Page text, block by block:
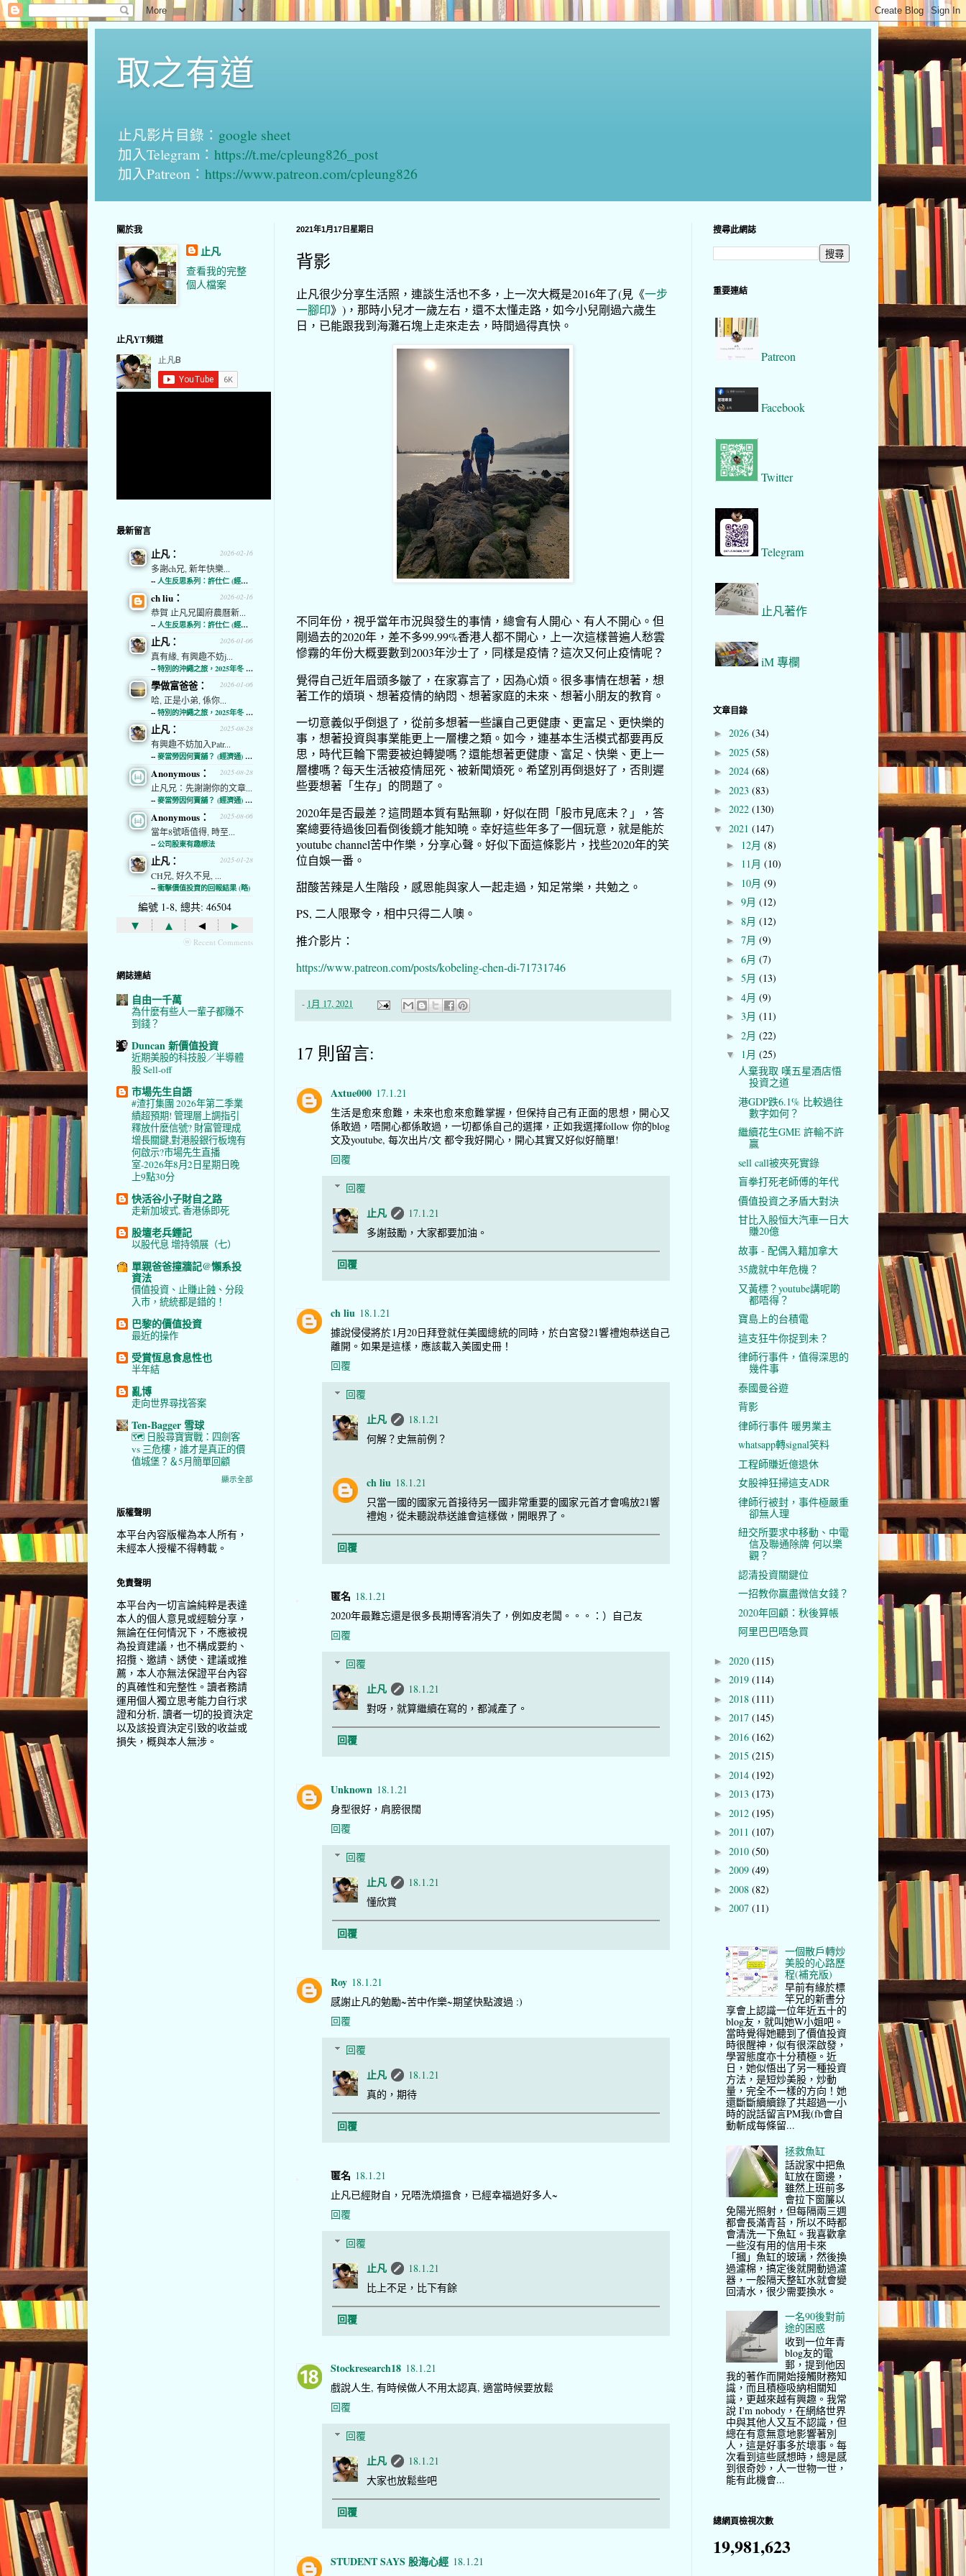
取之有道
止凡影片目錄： google sheet
加入Telegram： https://t.me/cpleung826_post
加入Patreon： https://www.patreon.com/cpleung826
2021年1月17日星期日
背影
止凡很少分享生活照，連談生活也不多，上一次大概是2016年了(見《一步
一腳印》)，那時小兒才一歲左右，還不太懂走路，如今小兒剛過六歲生
日，已能跟我到海灘石塊上走來走去，時間過得真快。
不同年份，視乎當年市況與發生的事情，總會有人開心、有人不開心。但
剛過去的2020年，差不多99.99%香港人都不開心，上一次這樣普遍人愁雲
慘霧的年份大概要數到2003年沙士了，同樣是疫情？這次又何止疫情呢？
覺得自己近年眉頭多皺了，在家寡言了，因為心煩。很多事情在想著，想
著工作的煩瑣、想著疫情的納悶、想著家庭的未來、想著小朋友的教育。
一切意義似乎倒退了，從前多想著一些讓自己更健康、更富足、更快樂的
事，想著投資與事業能更上一層樓之類。如今，連基本生活模式都要再反
思，時代巨輪下需要被迫轉變嗎？還能想著更健康、富足、快樂、更上一
層樓嗎？每天生活被疫情屈死、被新聞煩死。希望別再倒退好了，否則遲
些要想著「生存」的問題了。
2020年是否最差？這問題本質有點無聊，好似在問「股市見底未？」，答
案總要待過後回看倒後鏡才能知曉。幸好這些年多了一個玩意，就是能於
youtube channel苦中作樂，分享心聲。好似下面這條影片，找些2020年的笑
位自娛一番。
甜酸苦辣是人生階段，感恩能與家人一起走過，知足常樂，共勉之。
PS, 二人限聚令，相中只得二人噢。
推介影片：
https://www.patreon.com/posts/kobeling-chen-di-71731746
- 1月 17, 2021
17 則留言:
Axtue000 17.1.21
生活是愈來愈難，未來也愈來愈難掌握，但保持自己有正面的思想，開心又
係敢過，唔開心都係敢過，一切都係自己的選擇，正如我選擇follow 你的blog
文及youtube, 每次出片/文 都令我好開心，開心其實又好似好簡單!
回覆
回覆
止凡
17.1.21
多謝鼓勵，大家都要加油。
回覆
ch liu 18.1.21
據說侵侵將於1月20日拜登就任美國總統的同時，於白宮發21響禮炮恭送自己
離開。如果是這樣，應該載入美國史冊！
回覆
回覆
止凡
18.1.21
何解？史無前例？
ch liu 18.1.21
只當一國的國家元首接待另一國非常重要的國家元首才會鳴放21響
禮炮，從未聽說恭送誰會這樣做，開眼界了。
回覆
匿名 18.1.21
2020年最難忘還是很多長期博客消失了，例如皮老闆。。。：）自己友
回覆
回覆
止凡
18.1.21
對呀，就算繼續在寫的，都減產了。
回覆
Unknown 18.1.21
身型很好，肩膀很闊
回覆
回覆
止凡
18.1.21
懂欣賞
回覆
Roy 18.1.21
感謝止凡的勉勵~苦中作樂~期望快點渡過 :)
回覆
回覆
止凡
18.1.21
真的，期待
回覆
匿名 18.1.21
止凡已經財自，兄唔洗煩搵食，已經幸福過好多人~
回覆
回覆
止凡
18.1.21
比上不足，比下有餘
回覆
Stockresearch18 18.1.21
戲說人生, 有時候做人不用太認真, 適當時候要放鬆
回覆
回覆
止凡
18.1.21
大家也放鬆些吧
回覆
STUDENT SAYS 股海心經 18.1.21
關於我
止凡
查看我的完整
個人檔案
止凡YT頻道
最新留言
2026-02-16
止凡：
多謝ch兄, 新年快樂...
-- 人生反思系列：許仕仁 (經濟通)
2026-02-16
ch liu：
恭賀 止凡兄闔府農曆新...
-- 人生反思系列：許仕仁 (經濟通)
2026-01-06
止凡：
真有緣, 有興趣不妨j...
-- 特別的沖繩之旅，2025年冬 (經濟通)
2026-01-06
學做富爸爸：
哈, 正是小弟, 係你...
-- 特別的沖繩之旅，2025年冬 (經濟通)
2025-08-28
止凡：
有興趣不妨加入Patr...
-- 麥當勞因何賣舖？ (經濟通) (略)
2025-08-28
Anonymous：
止凡兄：先謝謝你的文章...
-- 麥當勞因何賣舖？ (經濟通) (略)
2025-08-06
Anonymous：
當年8號唔值得, 時至...
-- 公司股東有趣想法
2025-01-28
止凡：
CH兄, 好久不見, ...
-- 衝擊價值投資的回報結果 (略)
編號 1-8, 總共: 46504
▾ ▴ ◂ ▸
ⓦ Recent Comments
網誌連結
自由一千萬
為什麼有些人一輩子都賺不
到錢？
Duncan 新價值投資
近期美股的科技股／半導體
股 Sell-off
市場先生自語
#渣打集團 2026年第二季業
績超預期! 管理層上調指引
釋放什麼信號? 財富管理成
增長關鍵,對港股銀行板塊有
何啟示?市場先生直播
室-2026年8月2日星期日晚
上9點30分
快活谷小子財自之路
走新加坡式, 香港係即死
股壇老兵鍾記
以股代息 增持領展（七）
單親爸爸撞牆記@懶系投
資法
價值投資、止賺止蝕、分段
入市，統統都是錯的！
巴黎的價值投資
最近的操作
受賞恆息食息性也
半年結
亂博
走向世界尋找答案
Ten-Bagger 雪球
🗺️ 日股尋寶實戰：四劍客
vs 三危樓，誰才是真正的價
值城堡？＆5月簡單回顧
顯示全部
版權聲明
本平台內容版權為本人所有，
未經本人授權不得轉載。
免責聲明
本平台內一切言論純粹是表達
本人的個人意見或經驗分享，
無論在任何情況下，不應被視
為投資建議，也不構成要約、
招攬、邀請、誘使、建議或推
薦，本人亦無法保證平台內容
的真確性和完整性。讀者務請
運用個人獨立思考能力自行求
證和分析, 讀者一切的投資決定
以及該投資決定引致的收益或
損失，概與本人無涉。
搜尋此網誌
重要連結
Patreon
Facebook
Twitter
Telegram
止凡著作
iM 專欄
文章目錄
► 2026 (34)
► 2025 (58)
► 2024 (68)
► 2023 (83)
► 2022 (130)
▼ 2021 (147)
► 12月 (8)
► 11月 (10)
► 10月 (9)
► 9月 (12)
► 8月 (12)
► 7月 (9)
► 6月 (7)
► 5月 (13)
► 4月 (9)
► 3月 (11)
► 2月 (22)
▼ 1月 (25)
人棄我取 嘆五星酒店悟
投資之道
港GDP跌6.1% 比較過往
數字如何？
繼續花生GME 許輸不許
贏
sell call被夾死實錄
盲拳打死老師傅的年代
價值投資之矛盾大對決
甘比入股恒大汽車一日大
賺20億
故事 - 配偶入籍加拿大
35歲就中年危機？
又黃標？youtube講呢啲
都唔得？
寶島上的台積電
這支狂牛你捉到未？
律師行事件，值得深思的
幾件事
泰國曼谷遊
背影
律師行事件 暖男業主
whatsapp轉signal笑料
工程師賺近億退休
女股神狂掃這支ADR
律師行被封，事件極嚴重
卻無人理
紐交所要求中移動、中電
信及聯通除牌 何以樂
觀？
認清投資關鍵位
一招教你贏盡微信女錢？
2020年回顧：秋後算帳
阿里巴巴唔急買
► 2020 (115)
► 2019 (114)
► 2018 (111)
► 2017 (145)
► 2016 (162)
► 2015 (215)
► 2014 (192)
► 2013 (173)
► 2012 (195)
► 2011 (107)
► 2010 (50)
► 2009 (49)
► 2008 (82)
► 2007 (11)
一個散戶轉炒
美股的心路歷
程(補充版)
早前有緣於標
竿兄的新書分
享會上認識一位年近五十的
blog友，就叫她W小姐吧。
當時覺得她聽到了價值投資
時很醒神，似有很深啟發，
學習態度亦十分積極。近
日，她似悟出了另一種投資
方法，是短炒美股，炒動
量，完全不一樣的方向！她
還斷斷續續錄了共超過一小
時的說話留言PM我(fb會自
動斬成每條留...
拯救魚缸
話說家中把魚
缸放在窗邊，
雖然上班前多
會拉下窗簾以
免陽光照射，但每隔兩三週
都會長滿青苔，所以不時都
會清洗一下魚缸。我喜歡拿
一些沒有用的信用卡來
「摑」魚缸的玻璃，然後換
過濾棉，搞定後就開動過濾
器，一般隔天整缸水就會變
回清水，很少需要換水。
一名90後對前
途的困惑
收到一位年青
blog友的電
郵，提到他因
我的著作而開始接觸財務知
識，而且積極吸納相關知
識，更越來越有興趣。我常
說 I'm nobody，在網絡世界
中與其他人又互不認識，但
總在有意無意地影響著別
人，這是好事多於壞事。每
次看到這些感想時，總是感
到很奇妙，人一世物一世，
能有此機會...
總網頁檢視次數
19,981,623